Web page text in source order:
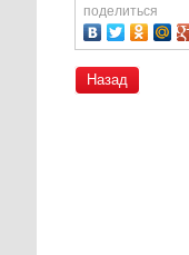
поделиться
Назад